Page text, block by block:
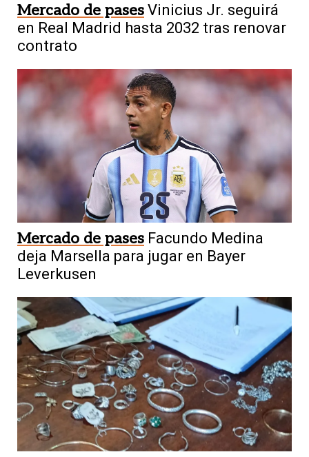
Mercado de pases Vinicius Jr. seguirá
en Real Madrid hasta 2032 tras renovar
contrato
Mercado de pases Facundo Medina
deja Marsella para jugar en Bayer
Leverkusen